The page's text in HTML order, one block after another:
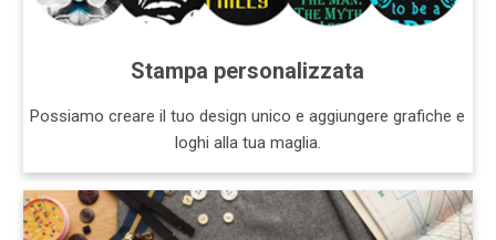
Stampa personalizzata
Possiamo creare il tuo design unico e aggiungere grafiche e
loghi alla tua maglia.